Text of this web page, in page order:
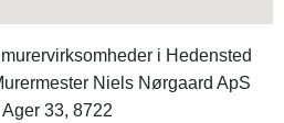
i Hedensted
Niels Nørgaard ApS
33, 8722